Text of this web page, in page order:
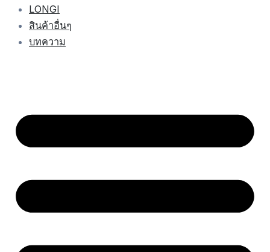
LONGI
สินค้าอื่นๆ
บทความ